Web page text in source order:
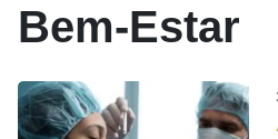
Bem-Estar